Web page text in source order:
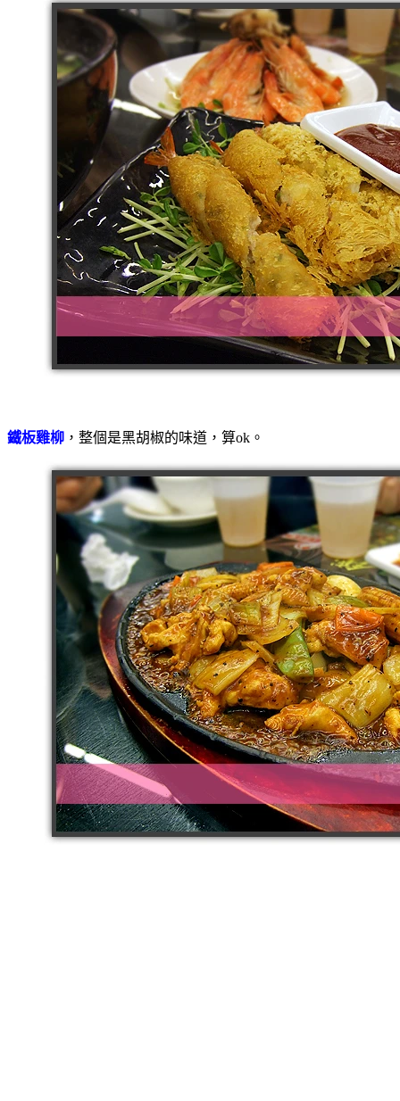
鐵板雞柳 ，整個是黑胡椒的味道，算ok。